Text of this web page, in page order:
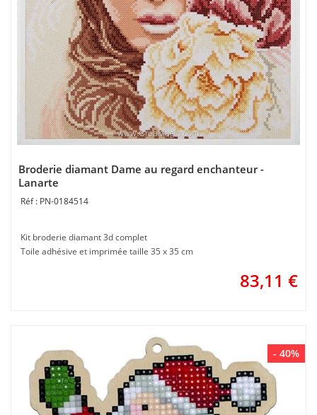
Broderie diamant Dame au regard enchanteur -
Lanarte
PN-0184514
Kit broderie diamant 3d complet
Toile adhésive et imprimée taille 35 x 35 cm
83,11 €
- 40%